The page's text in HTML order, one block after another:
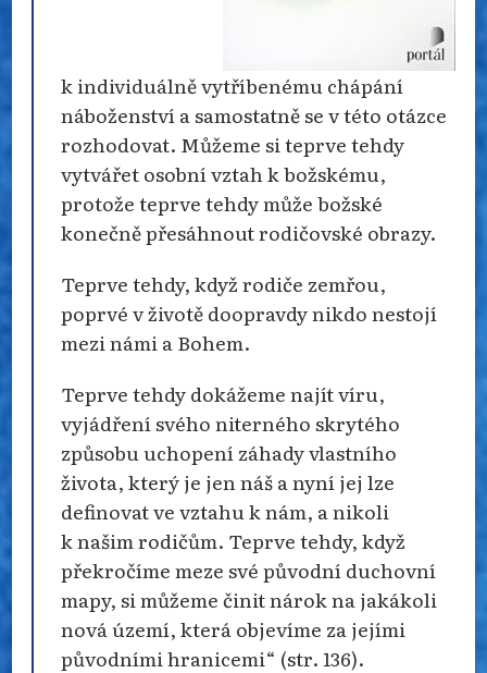
k individuálně vytříbenému chápání
náboženství a samostatně se v této otázce
rozhodovat. Můžeme si teprve tehdy
vytvářet osobní vztah k božskému,
protože teprve tehdy může božské
konečně přesáhnout rodičovské obrazy.
Teprve tehdy, když rodiče zemřou,
poprvé v životě doopravdy nikdo nestojí
mezi námi a Bohem.
Teprve tehdy dokážeme najít víru,
vyjádření svého niterného skrytého
způsobu uchopení záhady vlastního
života, který je jen náš a nyní jej lze
definovat ve vztahu k nám, a nikoli
k našim rodičům. Teprve tehdy, když
překročíme meze své původní duchovní
mapy, si můžeme činit nárok na jakákoli
nová území, která objevíme za jejími
původními hranicemi“ (str. 136).